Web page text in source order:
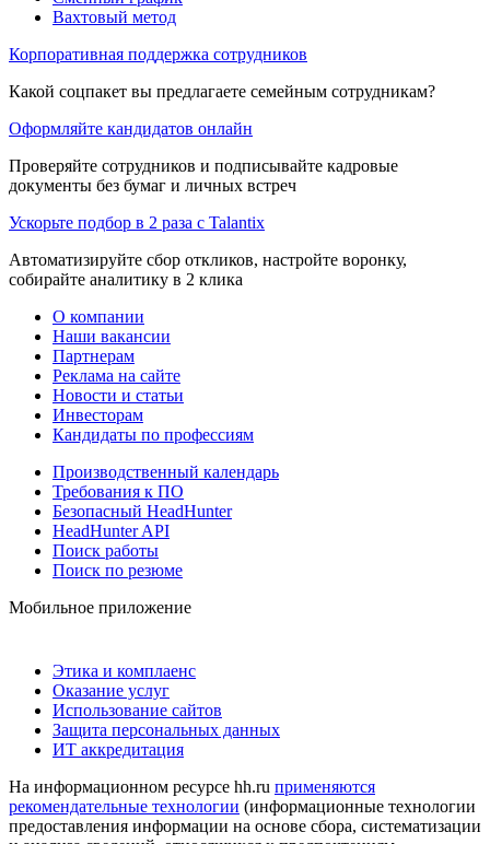
Вахтовый метод
Корпоративная поддержка сотрудников
Какой соцпакет вы предлагаете семейным сотрудникам?
Оформляйте кандидатов онлайн
Проверяйте сотрудников и подписывайте кадровые
документы без бумаг и личных встреч
Ускорьте подбор в 2 раза с Talantix
Автоматизируйте сбор откликов, настройте воронку,
собирайте аналитику в 2 клика
О компании
Наши вакансии
Партнерам
Реклама на сайте
Новости и статьи
Инвесторам
Кандидаты по профессиям
Производственный календарь
Требования к ПО
Безопасный HeadHunter
HeadHunter API
Поиск работы
Поиск по резюме
Мобильное приложение
Этика и комплаенс
Оказание услуг
Использование сайтов
Защита персональных данных
ИТ аккредитация
На информационном ресурсе hh.ru применяются
рекомендательные технологии (информационные технологии
предоставления информации на основе сбора, систематизации